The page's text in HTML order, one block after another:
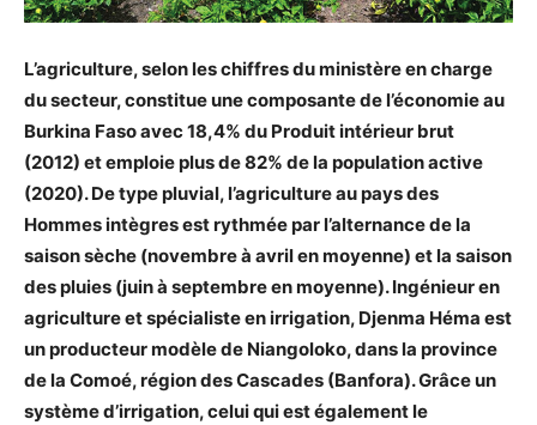
L’agriculture, selon les chiffres du ministère en charge
du secteur, constitue une composante de l’économie au
Burkina Faso avec 18,4% du Produit intérieur brut
(2012) et emploie plus de 82% de la population active
(2020). De type pluvial, l’agriculture au pays des
Hommes intègres est rythmée par l’alternance de la
saison sèche (novembre à avril en moyenne) et la saison
des pluies (juin à septembre en moyenne). Ingénieur en
agriculture et spécialiste en irrigation, Djenma Héma est
un producteur modèle de Niangoloko, dans la province
de la Comoé, région des Cascades (Banfora). Grâce un
système d’irrigation, celui qui est également le